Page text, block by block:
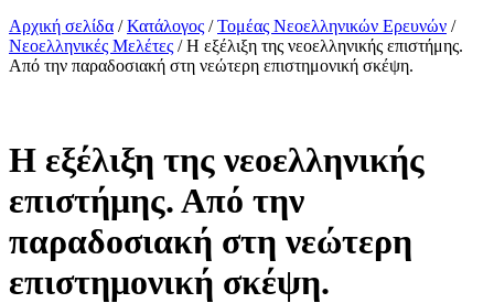
Αρχική σελίδα /Κατάλογος /Τομέας Νεοελληνικών Ερευνών /
Νεοελληνικές Μελέτες / Η εξέλιξη της νεοελληνικής επιστήμης.
Από την παραδοσιακή στη νεώτερη επιστημονική σκέψη.
Η εξέλιξη της νεοελληνικής
επιστήμης. Από την
παραδοσιακή στη νεώτερη
επιστημονική σκέψη.